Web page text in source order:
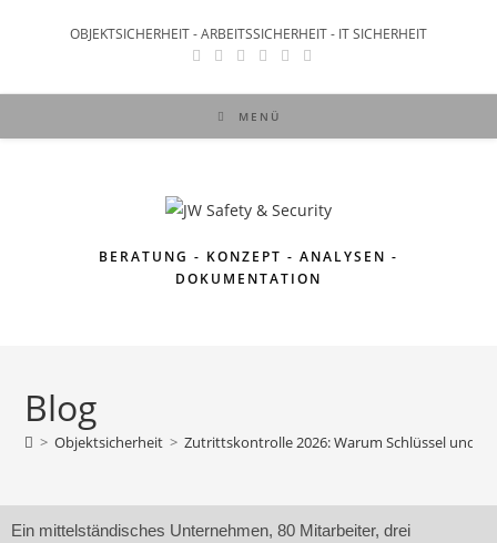
OBJEKTSICHERHEIT - ARBEITSSICHERHEIT - IT SICHERHEIT
MENÜ
BERATUNG - KONZEPT - ANALYSEN -
DOKUMENTATION
Blog
> Objektsicherheit > Zutrittskontrolle 2026: Warum Schlüssel und
Ein mittelständisches Unternehmen, 80 Mitarbeiter, drei